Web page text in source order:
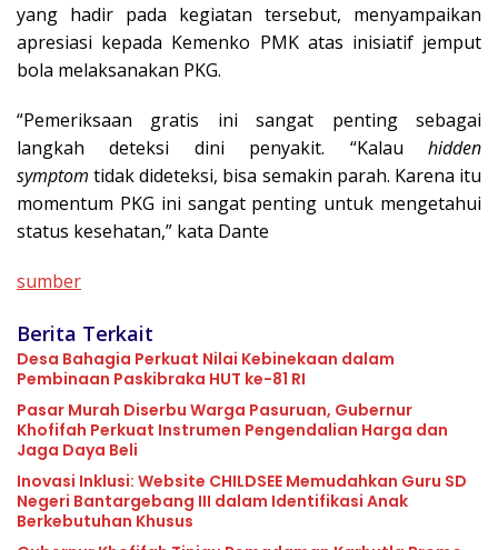
yang hadir pada kegiatan tersebut, menyampaikan
apresiasi kepada Kemenko PMK atas inisiatif jemput
bola melaksanakan PKG.
“Pemeriksaan gratis ini sangat penting sebagai
langkah deteksi dini penyakit. “Kalau hidden
symptom tidak dideteksi, bisa semakin parah. Karena itu
momentum PKG ini sangat penting untuk mengetahui
status kesehatan,” kata Dante
sumber
Berita Terkait
Desa Bahagia Perkuat Nilai Kebinekaan dalam
Pembinaan Paskibraka HUT ke-81 RI
Pasar Murah Diserbu Warga Pasuruan, Gubernur
Khofifah Perkuat Instrumen Pengendalian Harga dan
Jaga Daya Beli
Inovasi Inklusi: Website CHILDSEE Memudahkan Guru SD
Negeri Bantargebang III dalam Identifikasi Anak
Berkebutuhan Khusus